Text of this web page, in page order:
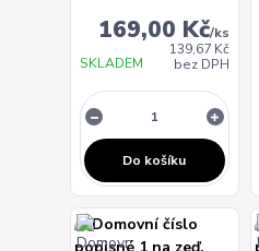
169,00 Kč/ks
139,67 Kč
bez DPH
SKLADEM
Do košíku